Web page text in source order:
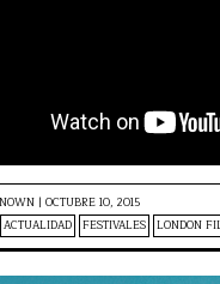
| OCTUBRE 10, 2015
ACTUALIDAD FESTIVALES LONDON